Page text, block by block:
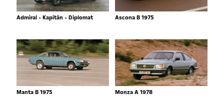
Admiral - Kapitän - Diplomat Ascona B 1975
Manta B 1975 Monza A 1978